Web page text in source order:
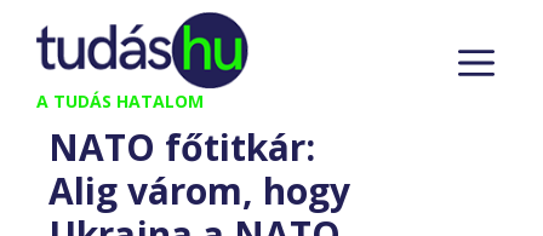
Kilépés
tartalomba
A TUDÁS HATALOM
NATO főtitkár:
Alig várom, hogy